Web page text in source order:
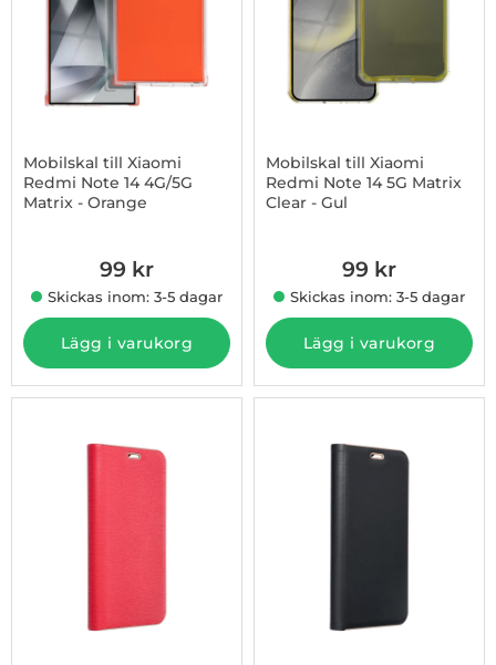
Mobilskal till Xiaomi
Redmi Note 14 4G/5G
Matrix - Orange
99 kr
Skickas inom: 3-5 dagar
Lägg i varukorg
Mobilskal till Xiaomi
Redmi Note 14 5G Matrix
Clear - Gul
99 kr
Skickas inom: 3-5 dagar
Lägg i varukorg